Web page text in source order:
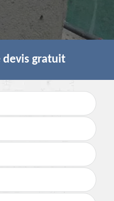
devis gratuit